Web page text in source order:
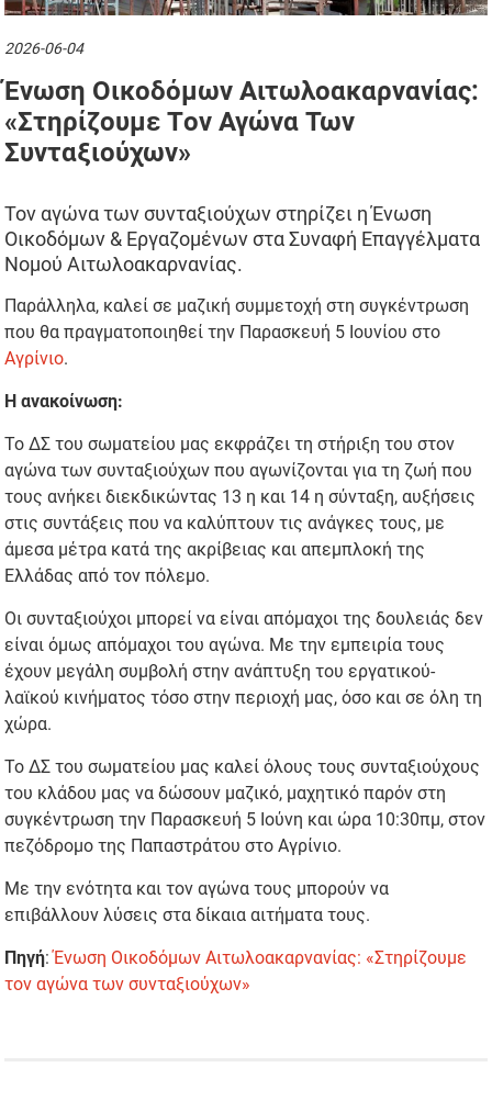
2026-06-04
Ένωση Οικοδόμων Αιτωλοακαρνανίας:
«Στηρίζουμε Τoν Αγώνα Των
Συνταξιούχων»
Τον αγώνα των συνταξιούχων στηρίζει η Ένωση
Οικοδόμων & Εργαζομένων στα Συναφή Επαγγέλματα
Νομού Αιτωλοακαρνανίας.
Παράλληλα, καλεί σε μαζική συμμετοχή στη συγκέντρωση
που θα πραγματοποιηθεί την Παρασκευή 5 Ιουνίου στο
Αγρίνιο.
Η ανακοίνωση:
Το ΔΣ του σωματείου μας εκφράζει τη στήριξη του στον
αγώνα των συνταξιούχων που αγωνίζονται για τη ζωή που
τους ανήκει διεκδικώντας 13 η και 14 η σύνταξη, αυξήσεις
στις συντάξεις που να καλύπτουν τις ανάγκες τους, με
άμεσα μέτρα κατά της ακρίβειας και απεμπλοκή της
Ελλάδας από τον πόλεμο.
Οι συνταξιούχοι μπορεί να είναι απόμαχοι της δουλειάς δεν
είναι όμως απόμαχοι του αγώνα. Με την εμπειρία τους
έχουν μεγάλη συμβολή στην ανάπτυξη του εργατικού-
λαϊκού κινήματος τόσο στην περιοχή μας, όσο και σε όλη τη
χώρα.
Το ΔΣ του σωματείου μας καλεί όλους τους συνταξιούχους
του κλάδου μας να δώσουν μαζικό, μαχητικό παρόν στη
συγκέντρωση την Παρασκευή 5 Ιούνη και ώρα 10:30πμ, στον
πεζόδρομο της Παπαστράτου στο Αγρίνιο.
Με την ενότητα και τον αγώνα τους μπορούν να
επιβάλλουν λύσεις στα δίκαια αιτήματα τους.
Πηγή:Ένωση Οικοδόμων Αιτωλοακαρνανίας: «Στηρίζουμε
τoν αγώνα των συνταξιούχων»